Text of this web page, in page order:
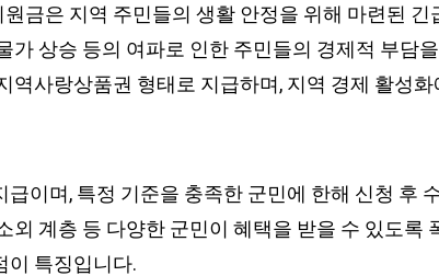
금은 지역 주민들의 생활 안정을 위해 마련된 긴
가 상승 등의 여파로 인한 주민들의 경제적 부담
역사랑상품권 형태로 지급하며, 지역 경제 활성
급이며, 특정 기준을 충족한 군민에 한해 신청 후
외 계층 등 다양한 군민이 혜택을 받을 수 있도록
이 특징입니다.